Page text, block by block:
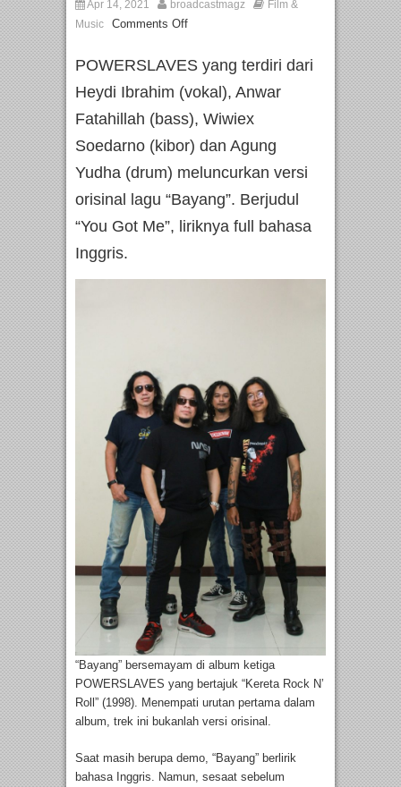
Apr 14, 2021 broadcastmagz
Film &
Music
Comments Off
POWERSLAVES yang terdiri dari
Heydi Ibrahim (vokal), Anwar
Fatahillah (bass), Wiwiex
Soedarno (kibor) dan Agung
Yudha (drum) meluncurkan versi
orisinal lagu “Bayang”. Berjudul
“You Got Me”, liriknya full bahasa
Inggris.
“Bayang” bersemayam di album ketiga
POWERSLAVES yang bertajuk “Kereta Rock N’
Roll” (1998). Menempati urutan pertama dalam
album, trek ini bukanlah versi orisinal.
Saat masih berupa demo, “Bayang” berlirik
bahasa Inggris. Namun, sesaat sebelum